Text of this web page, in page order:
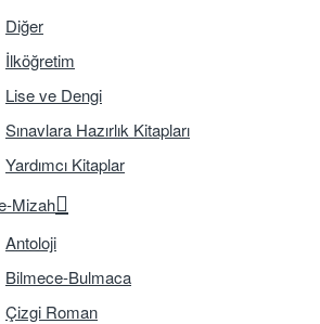
Diğer
İlköğretim
Lise ve Dengi
Sınavlara Hazırlık Kitapları
Yardımcı Kitaplar
Mizah
Antoloji
Bilmece-Bulmaca
Çizgi Roman